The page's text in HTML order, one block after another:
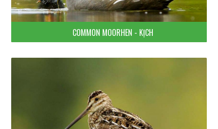
COMMON MOORHEN - KỊCH